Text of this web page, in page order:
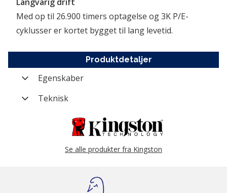
Med op til 26.900 timers optagelse og 3K P/E-
cyklusser er kortet bygget til lang levetid.
Produktdetaljer
Egenskaber
Varenummer
Hukommelseskort
Producent nummer
Teknisk
Storage kapacitet
Se alle produkter fra Kingston